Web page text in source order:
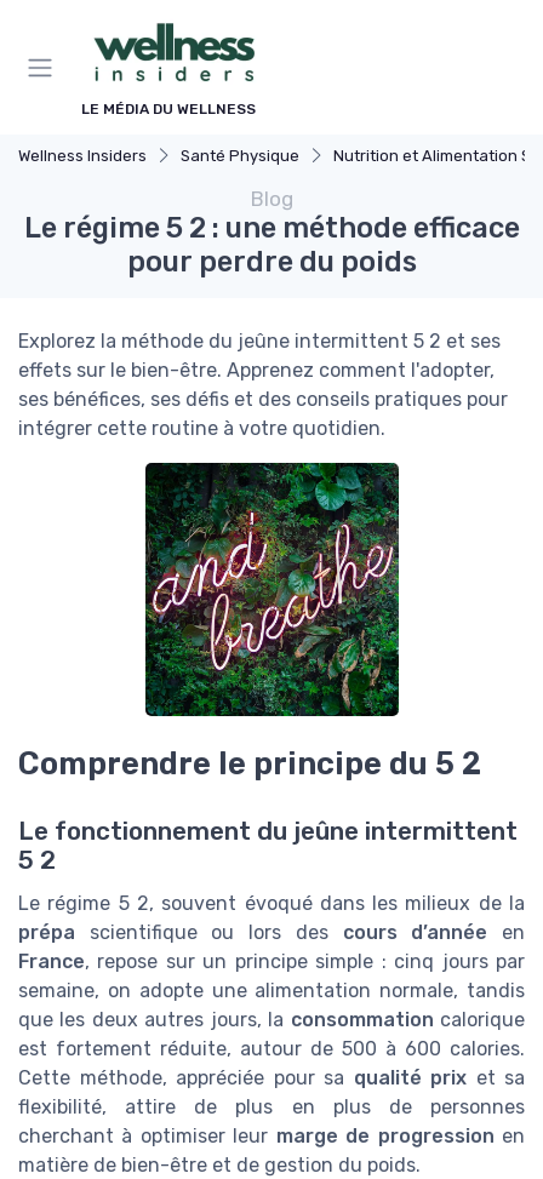
LE MÉDIA DU WELLNESS
Wellness Insiders Santé Physique Nutrition et Alimentation Saine
Blog
Le régime 5 2 : une méthode efficace
pour perdre du poids
Explorez la méthode du jeûne intermittent 5 2 et ses
effets sur le bien-être. Apprenez comment l'adopter,
ses bénéfices, ses défis et des conseils pratiques pour
intégrer cette routine à votre quotidien.
Comprendre le principe du 5 2
Le fonctionnement du jeûne intermittent
5 2
Le régime 5 2, souvent évoqué dans les milieux de la
prépa scientifique ou lors des cours d’année en
France, repose sur un principe simple : cinq jours par
semaine, on adopte une alimentation normale, tandis
que les deux autres jours, la consommation calorique
est fortement réduite, autour de 500 à 600 calories.
Cette méthode, appréciée pour sa qualité prix et sa
flexibilité, attire de plus en plus de personnes
cherchant à optimiser leur marge de progression en
matière de bien-être et de gestion du poids.